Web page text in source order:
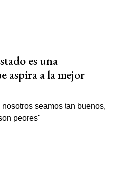
es una
aspira a la mejor